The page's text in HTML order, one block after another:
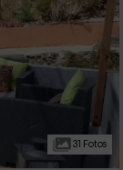
31 Fotos